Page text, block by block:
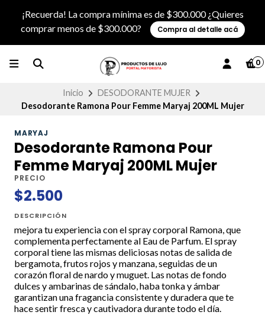
¡Recuerda! La compra mínima es de $300.000 ¿Quieres
comprar menos de $300.000?
Compra al detalle acá
0
Inicio
DESODORANTE MUJER
Desodorante Ramona Pour Femme Maryaj 200ML Mujer
MARYAJ
Desodorante Ramona Pour
Femme Maryaj 200ML Mujer
PRECIO
$2.500
DESCRIPCIÓN
mejora tu experiencia con el spray corporal Ramona, que
complementa perfectamente al Eau de Parfum. El spray
corporal tiene las mismas deliciosas notas de salida de
bergamota, frutos rojos y manzana, seguidas de un
corazón floral de nardo y muguet. Las notas de fondo
dulces y ambarinas de sándalo, haba tonka y ámbar
garantizan una fragancia consistente y duradera que te
hace sentir fresca y cautivadora durante todo el día.